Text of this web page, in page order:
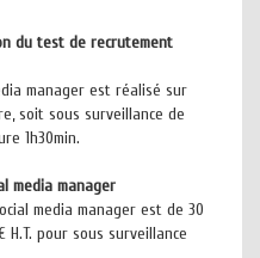
du test de recrutement
manager est réalisé sur
soit sous surveillance de
1h30min.
media manager
media manager est de 30
pour sous surveillance